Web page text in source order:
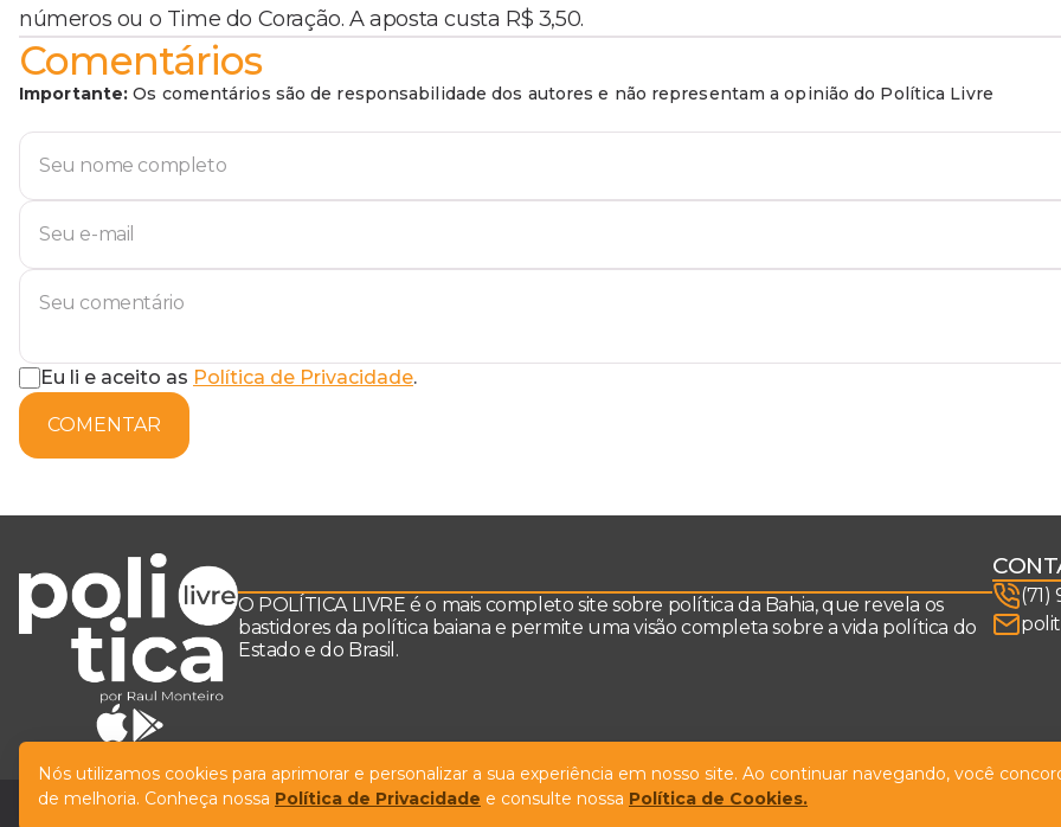
números ou o Time do Coração. A aposta custa R$ 3,50.
Comentários
Importante: Os comentários são de responsabilidade dos autores e não representam a opinião do Política Livre
Eu li e aceito as Política de Privacidade.
COMENTAR
O POLÍTICA LIVRE é o mais completo site sobre política da Bahia, que revela os
bastidores da política baiana e permite uma visão completa sobre a vida política do
Estado e do Brasil.
(71)
Nós utilizamos cookies para aprimorar e personalizar a sua experiência em nosso site. Ao continuar navegando, você
de melhoria. Conheça nossa Política de Privacidade e consulte nossa Política de Cookies.